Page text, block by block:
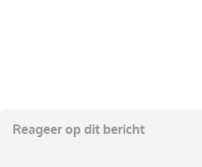
Reageer op dit bericht